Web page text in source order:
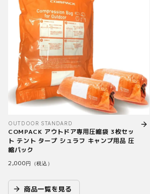
OUTDOOR STANDARD
COMPACK アウトドア専用圧縮袋 3枚セッ
ト テント タープ シュラフ キャンプ用品 圧
縮パック
2,000円（税込）
商品一覧を見る